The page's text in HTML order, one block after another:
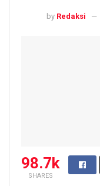
by Redaksi
98.7k
SHARES